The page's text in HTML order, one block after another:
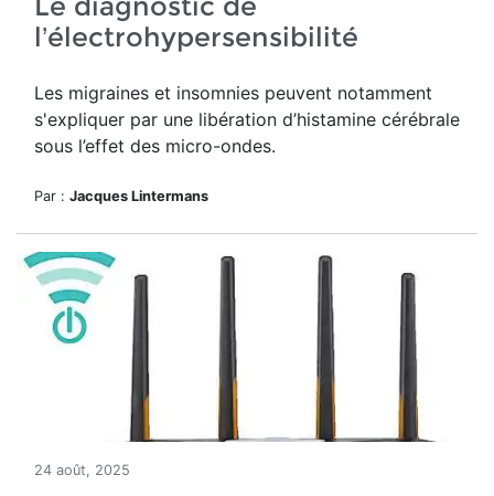
l’électrohypersensibilité
Les migraines et insomnies peuvent notamment
s'expliquer par une libération d’histamine cérébrale
sous l’effet des micro-ondes.
Par : Jacques Lintermans
24 août, 2025